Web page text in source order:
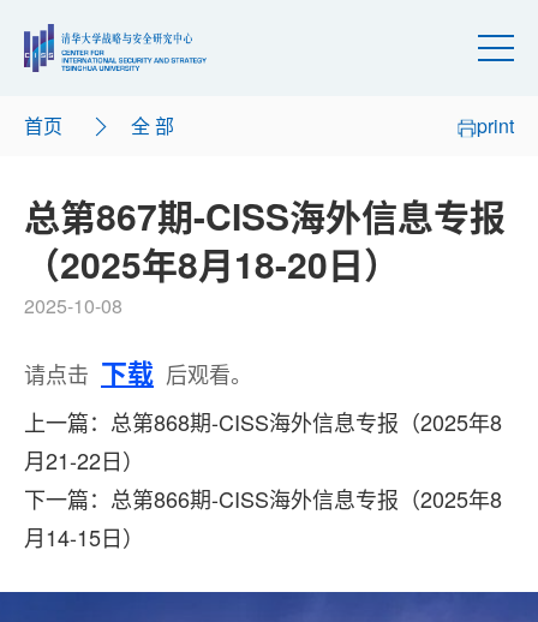
首页 全 部 print
总第867期-CISS海外信息专报
（2025年8月18-20日）
2025-10-08
请点击 下载 后观看。
上一篇：总第868期-CISS海外信息专报（2025年8
月21-22日）
下一篇：总第866期-CISS海外信息专报（2025年8
月14-15日）